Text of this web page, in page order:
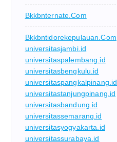
Bkkbnternate.com
Bkkbntidorekepulauan.com
universitasjambi.id
universitaspalembang.id
universitasbengkulu.id
universitaspangkalpinang.id
universitastanjungpinang.id
universitasbandung.id
universitassemarang.id
universitasyogyakarta.id
universitassurabaya.id